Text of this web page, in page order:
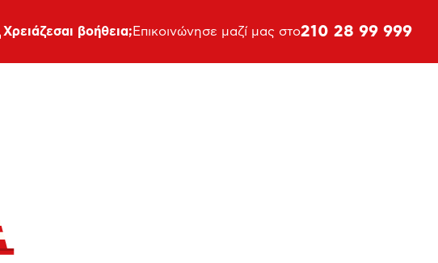
Xρειάζεσαι βοήθεια; Επικοινώνησε μαζί μας στο210 28 99 999